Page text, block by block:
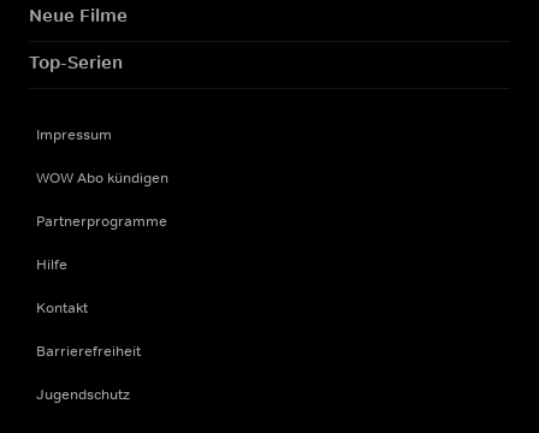
Neue Filme
Top-Serien
Impressum
WOW Abo kündigen
Partnerprogramme
Hilfe
Kontakt
Barrierefreiheit
Jugendschutz